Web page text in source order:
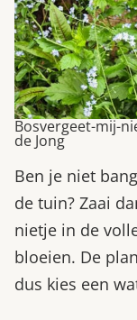
Bosvergeet-mij-
de Jong
Ben je niet
de tuin? Zaai
nietje in de
bloeien. De
dus kies een